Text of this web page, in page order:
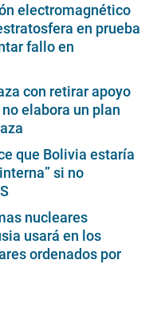
electromagnético
en prueba
fallo en
con retirar apoyo
elabora un plan
que Bolivia estaría
si no
nucleares
usará en los
ordenados por